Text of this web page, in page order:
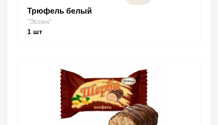
Трюфель белый
"Эссен"
1 шт